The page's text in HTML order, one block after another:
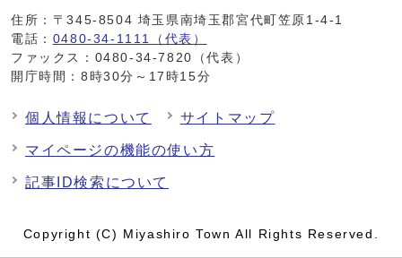
住所：〒345-8504 埼玉県南埼玉郡宮代町笠原1-4-1
電話： 0480-34-1111（代表）
ファックス：0480-34-7820（代表）
開庁時間：8時30分～17時15分
個人情報について サイトマップ
マイページの機能の使い方
記事ID検索について
Copyright (C) Miyashiro Town All Rights Reserved.